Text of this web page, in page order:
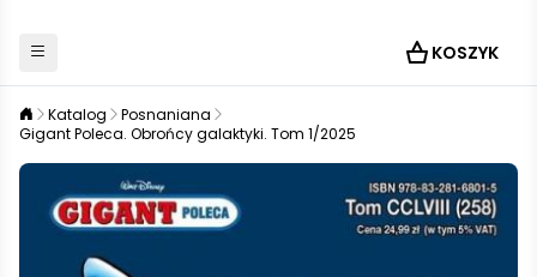
KOSZYK
Katalog
Posnaniana
Gigant Poleca. Obrońcy galaktyki. Tom 1/2025